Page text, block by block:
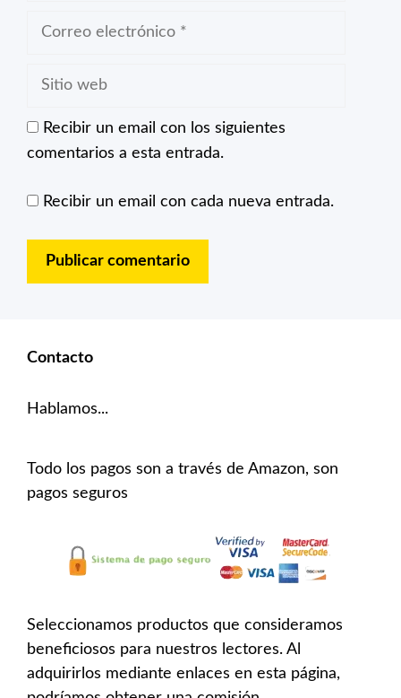
Correo
Sitio
Recibir un email con los siguientes
comentarios a esta entrada.
Recibir un email con cada nueva entrada.
Contacto
Hablamos...
Todo los pagos son a través de Amazon, son
pagos seguros
Seleccionamos productos que consideramos
beneficiosos para nuestros lectores. Al
adquirirlos mediante enlaces en esta página,